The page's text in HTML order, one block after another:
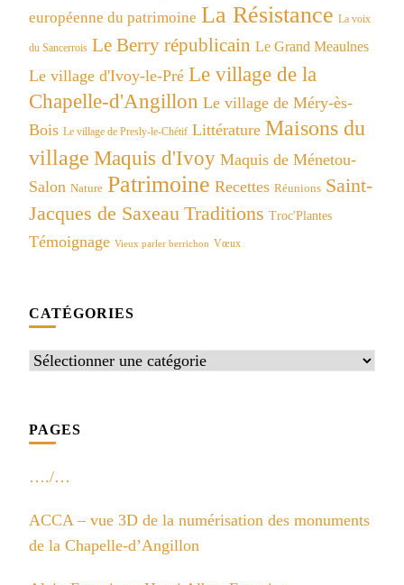
européenne du patrimoine La Résistance La voix
du Sancerrois Le Berry républicain Le Grand Meaulnes
Le village d'Ivoy-le-Pré Le village de la
Chapelle-d'Angillon Le village de Méry-ès-
Bois Le village de Presly-le-Chétif Littérature Maisons du
village Maquis d'Ivoy Maquis de Ménetou-
Salon Nature Patrimoine Recettes Réunions Saint-
Jacques de Saxeau Traditions Troc'Plantes
Témoignage Vieux parler berrichon Vœux
CATÉGORIES
Catégories
PAGES
…./…
ACCA – vue 3D de la numérisation des monuments
de la Chapelle-d’Angillon